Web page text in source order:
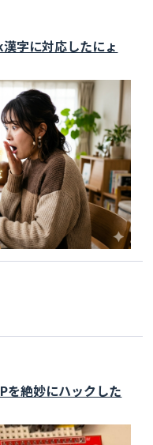
字に対応したにょ
を絶妙にハックした